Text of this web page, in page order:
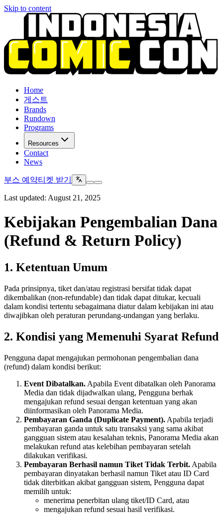
Skip to content
Home
게스트
Brands
Rundown
Programs
Resources
Contact
News
부스 예약티켓 받기
Last updated: August 21, 2025
Kebijakan Pengembalian Dana
(Refund & Return Policy)
1. Ketentuan Umum
Pada prinsipnya, tiket dan/atau registrasi bersifat tidak dapat
dikembalikan (non-refundable) dan tidak dapat ditukar, kecuali
dalam kondisi tertentu sebagaimana diatur dalam kebijakan ini atau
diwajibkan oleh peraturan perundang-undangan yang berlaku.
2. Kondisi yang Memenuhi Syarat Refund
Pengguna dapat mengajukan permohonan pengembalian dana
(refund) dalam kondisi berikut:
Event Dibatalkan. Apabila Event dibatalkan oleh Panorama
Media dan tidak dijadwalkan ulang, Pengguna berhak
mengajukan refund sesuai dengan ketentuan yang akan
diinformasikan oleh Panorama Media.
Pembayaran Ganda (Duplicate Payment). Apabila terjadi
pembayaran ganda untuk satu transaksi yang sama akibat
gangguan sistem atau kesalahan teknis, Panorama Media akan
melakukan refund atas kelebihan pembayaran setelah
dilakukan verifikasi.
Pembayaran Berhasil namun Tiket Tidak Terbit. Apabila
pembayaran dinyatakan berhasil namun Tiket atau ID Card
tidak diterbitkan akibat gangguan sistem, Pengguna dapat
memilih untuk:
menerima penerbitan ulang tiket/ID Card, atau
mengajukan refund sesuai hasil verifikasi.